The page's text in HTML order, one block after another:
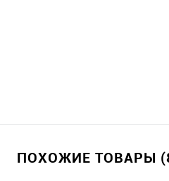
ПОХОЖИЕ ТОВАРЫ